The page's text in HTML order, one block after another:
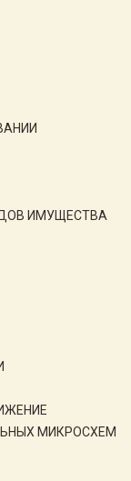
ИМУЩЕСТВА
МИКРОСХЕМ